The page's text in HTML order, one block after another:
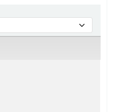
por: